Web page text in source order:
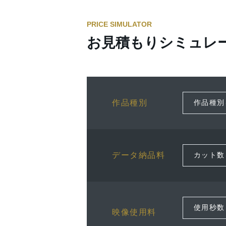
PRICE SIMULATOR
お見積もりシミュレ
作品種別
データ納品料
映像使用料